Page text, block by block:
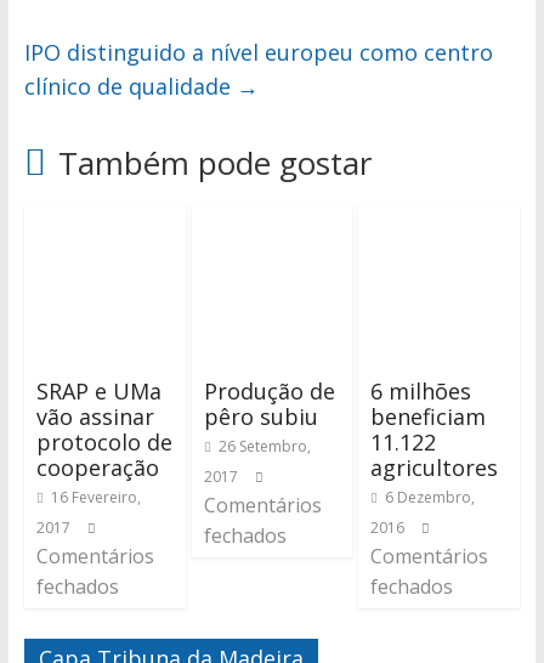
IPO distinguido a nível europeu como centro
clínico de qualidade →
Também pode gostar
SRAP e UMa
vão assinar
protocolo de
cooperação
16 Fevereiro,
2017
Comentários
fechados
Produção de
pêro subiu
26 Setembro,
2017
Comentários
fechados
6 milhões
beneficiam
11.122
agricultores
6 Dezembro,
2016
Comentários
fechados